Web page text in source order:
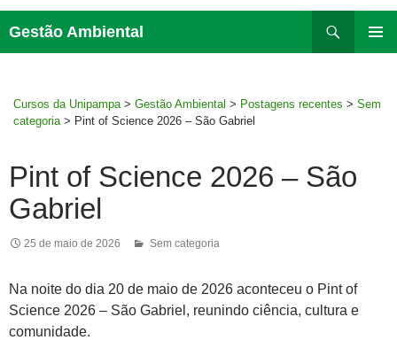
Gestão Ambiental
Cursos da Unipampa > Gestão Ambiental > Postagens recentes > Sem
categoria > Pint of Science 2026 – São Gabriel
Pint of Science 2026 – São
Gabriel
25 de maio de 2026 Sem categoria
Na noite do dia 20 de maio de 2026 aconteceu o Pint of
Science 2026 – São Gabriel, reunindo ciência, cultura e
comunidade.